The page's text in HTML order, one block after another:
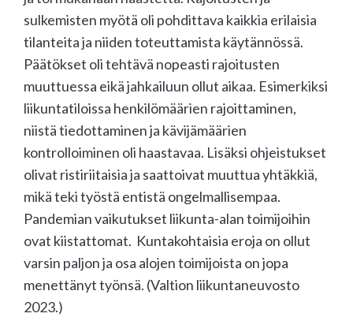
sulkemisten myötä oli pohdittava kaikkia erilaisia
tilanteita ja niiden toteuttamista käytännössä.
Päätökset oli tehtävä nopeasti rajoitusten
muuttuessa eikä jahkailuun ollut aikaa. Esimerkiksi
liikuntatiloissa henkilömäärien rajoittaminen,
niistä tiedottaminen ja kävijämäärien
kontrolloiminen oli haastavaa. Lisäksi ohjeistukset
olivat ristiriitaisia ja saattoivat muuttua yhtäkkiä,
mikä teki työstä entistä ongelmallisempaa.
Pandemian vaikutukset liikunta-alan toimijoihin
ovat kiistattomat. Kuntakohtaisia eroja on ollut
varsin paljon ja osa alojen toimijoista on jopa
menettänyt työnsä. (Valtion liikuntaneuvosto
2023.)